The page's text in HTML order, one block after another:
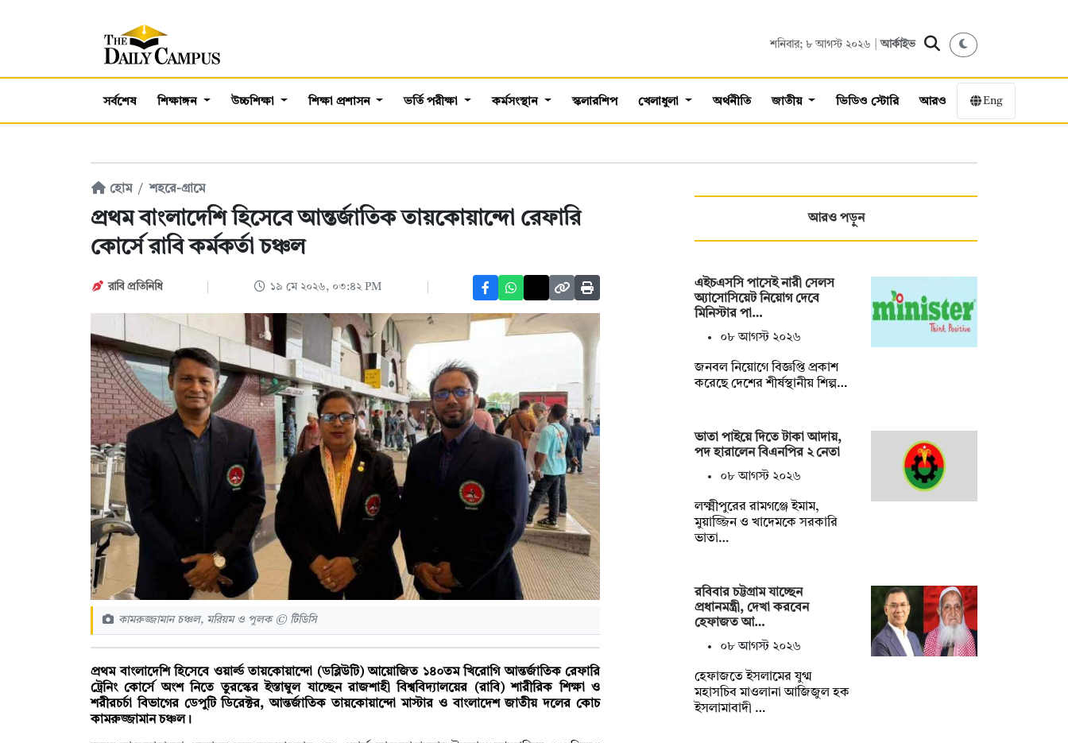
শনিবার; ৮ আগস্ট ২০২৬ |আর্কাইভ
সর্বশেষ শিক্ষাঙ্গন উচ্চশিক্ষা শিক্ষা প্রশাসন ভর্তি পরীক্ষা কর্মসংস্থান স্কলারশিপ খেলাধুলা অর্থনীতি জাতীয় ভিডিও স্টোরি আরও Eng
হোম শহরে-গ্রামে
প্রথম বাংলাদেশি হিসেবে আন্তর্জাতিক তায়কোয়ান্দো রেফারি
কোর্সে রাবি কর্মকর্তা চঞ্চল
রাবি প্রতিনিধি ১৯ মে ২০২৬, ০৩:৪২ PM
কামরুজ্জামান চঞ্চল, মরিয়ম ও পুলক © টিডিসি
প্রথম বাংলাদেশি হিসেবে ওয়ার্ল্ড তায়কোয়ান্দো (ডব্লিউটি) আয়োজিত ১৪০তম খিরোগি আন্তর্জাতিক রেফারি
ট্রেনিং কোর্সে অংশ নিতে তুরস্কের ইস্তাম্বুল যাচ্ছেন রাজশাহী বিশ্ববিদ্যালয়ের (রাবি) শারীরিক শিক্ষা ও
শরীরচর্চা বিভাগের ডেপুটি ডিরেক্টর, আন্তর্জাতিক তায়কোয়ান্দো মাস্টার ও বাংলাদেশ জাতীয় দলের কোচ
কামরুজ্জামান চঞ্চল।
আরও পড়ুন
এইচএসসি পাসেই নারী সেলস
অ্যাসোসিয়েট নিয়োগ দেবে
মিনিস্টার পা…
০৮ আগস্ট ২০২৬
জনবল নিয়োগে বিজ্ঞপ্তি প্রকাশ
করেছে দেশের শীর্ষস্থানীয় শিল্প…
ভাতা পাইয়ে দিতে টাকা আদায়,
পদ হারালেন বিএনপির ২ নেতা
০৮ আগস্ট ২০২৬
লক্ষ্মীপুরের রামগঞ্জে ইমাম,
মুয়াজ্জিন ও খাদেমকে সরকারি
ভাতা…
রবিবার চট্টগ্রাম যাচ্ছেন
প্রধানমন্ত্রী, দেখা করবেন
হেফাজত আ…
০৮ আগস্ট ২০২৬
হেফাজতে ইসলামের যুগ্ম
মহাসচিব মাওলানা আজিজুল হক
ইসলামাবাদী …